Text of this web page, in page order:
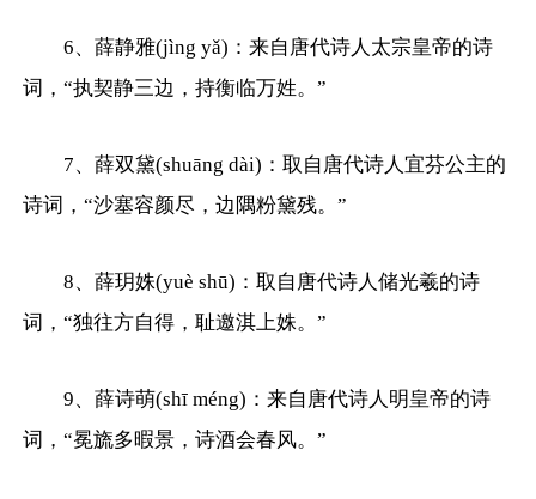
6、薛静雅(jìng yǎ)：来自唐代诗人太宗皇帝的诗
词，“执契静三边，持衡临万姓。”
7、薛双黛(shuāng dài)：取自唐代诗人宜芬公主的
诗词，“沙塞容颜尽，边隅粉黛残。”
8、薛玥姝(yuè shū)：取自唐代诗人储光羲的诗
词，“独往方自得，耻邀淇上姝。”
9、薛诗萌(shī méng)：来自唐代诗人明皇帝的诗
词，“冕旒多暇景，诗酒会春风。”